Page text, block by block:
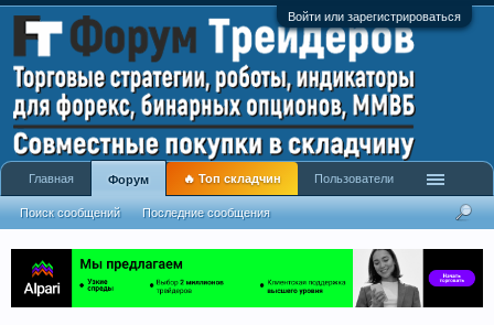
Войти или зарегистрироваться
Главная Форум
Поиск сообщений Последние сообщения
🔥 Топ складчин Пользователи